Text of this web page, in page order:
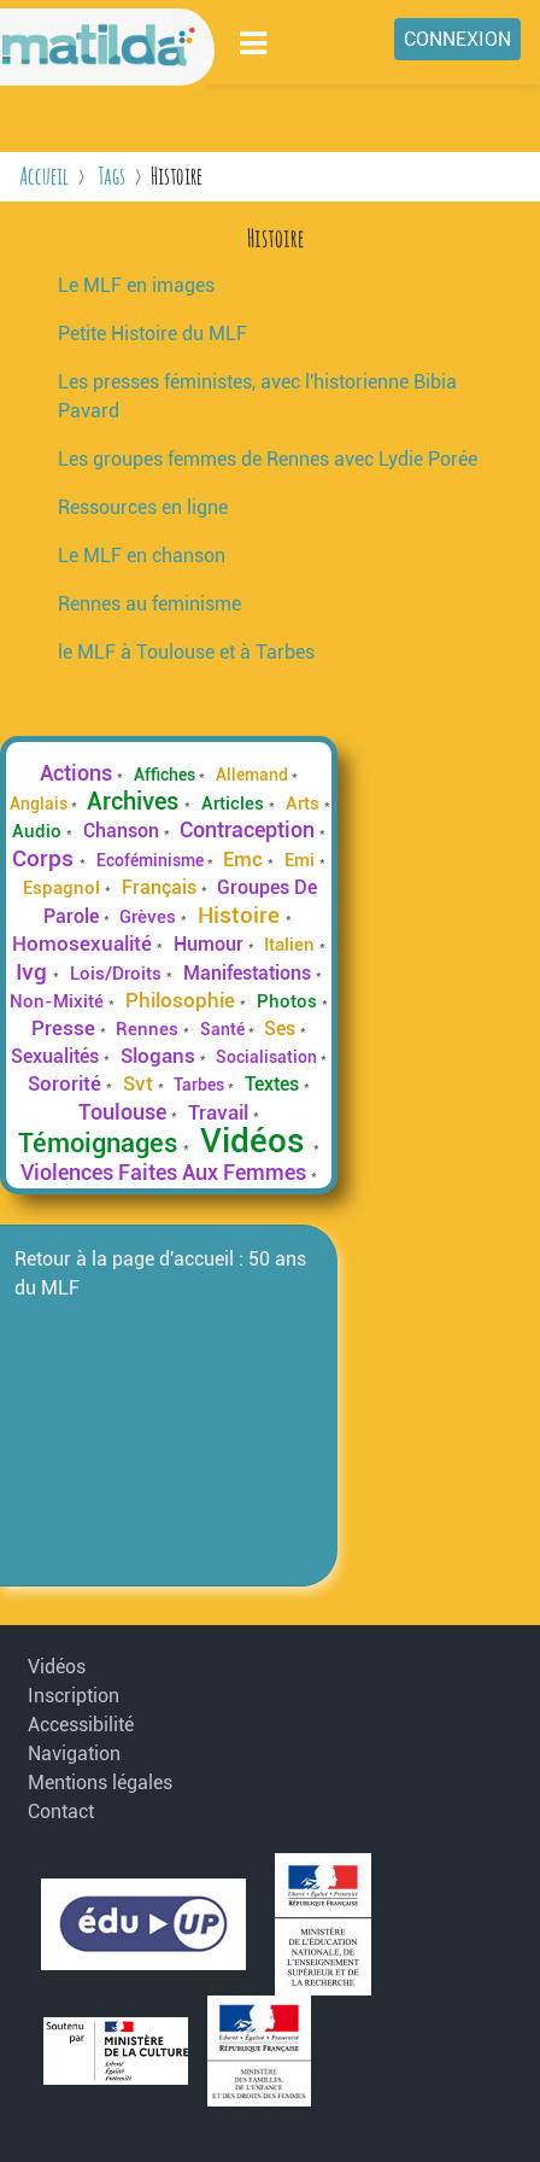
Passer au contenu principal
NIVEAUX
MATILDA
CONCOURS VIDÉO
CONNEXION
Accueil Tags Histoire
Histoire
Le MLF en images
Petite Histoire du MLF
Les presses féministes, avec l'historienne Bibia
Pavard
Les groupes femmes de Rennes avec Lydie Porée
Ressources en ligne
Le MLF en chanson
Rennes au feminisme
le MLF à Toulouse et à Tarbes
Passer Tags
Actions Affiches
Allemand
Anglais
Archives Articles
Arts
Audio
Chanson Contraception
Corps Ecoféminisme Emc
Emi
Espagnol
Français
Groupes De
Parole
Grèves Histoire
Homosexualité Humour Italien
Ivg Lois/Droits Manifestations
Non-Mixité Philosophie Photos
Presse Rennes Santé
Ses
Sexualités
Slogans Socialisation
Sororité Svt Tarbes Textes
Toulouse Travail
Témoignages Vidéos
Violences Faites Aux Femmes
Retour à la page d'accueil : 50 ans
du MLF
Vidéos
Inscription
Accessibilité
Navigation
Mentions légales
Contact